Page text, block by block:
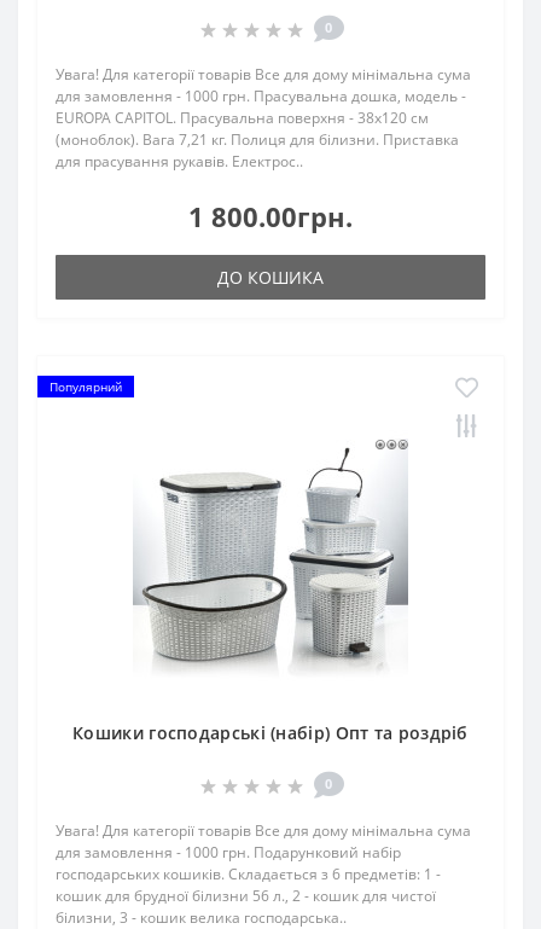
0
Увага! Для категорії товарів Все для дому мінімальна сума
для замовлення - 1000 грн. Прасувальна дошка, модель -
EUROPA CAPITOL. Прасувальна поверхня - 38x120 см
(моноблок). Вага 7,21 кг. Полиця для білизни. Приставка
для прасування рукавів. Електрос..
1 800.00грн.
ДО КОШИКА
Популярний
Кошики господарські (набір) Опт та роздріб
0
Увага! Для категорії товарів Все для дому мінімальна сума
для замовлення - 1000 грн. Подарунковий набір
господарських кошиків. Складається з 6 предметів: 1 -
кошик для брудної білизни 56 л., 2 - кошик для чистої
білизни, 3 - кошик велика господарська..